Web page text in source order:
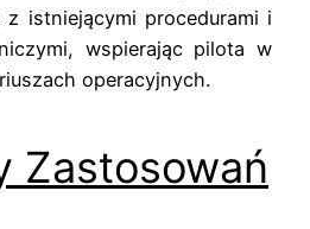
z istniejącymi procedurami i
wspierając pilota w
operacyjnych.
Zastosowań